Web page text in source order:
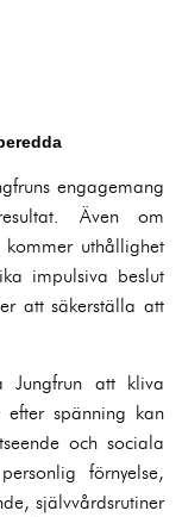
engagemang
Även om
uthållighet
impulsiva beslut
att säkerställa att
Jungfrun att kliva
spänning kan
och sociala
förnyelse,
självvårdsrutiner